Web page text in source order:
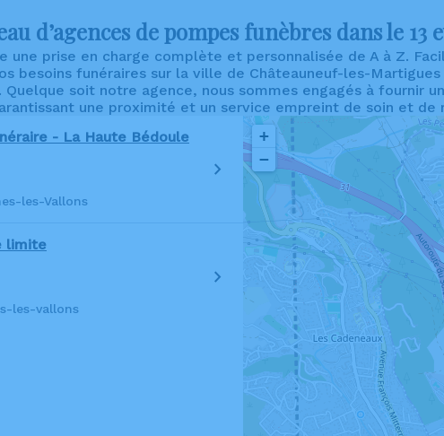
d’agences de pompes funèbres dans le 13
prise en charge complète et personnalisée de A à Z.
besoins funéraires sur la ville de Châteauneuf-les-
soit notre agence, nous sommes engagés à fournir
une proximité et un service empreint de soin et de
- La Haute Bédoule
les-Vallons
limite
les-vallons
+
−